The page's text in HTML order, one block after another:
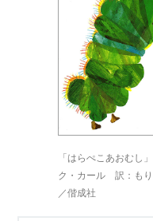
「はらぺこあおむし
ク・カール 訳：もり
／偕成社